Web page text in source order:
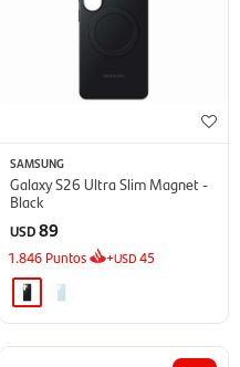
SAMSUNG
Galaxy S26 Ultra Slim Magnet -
Black
USD89
1.846 Puntos +USD45